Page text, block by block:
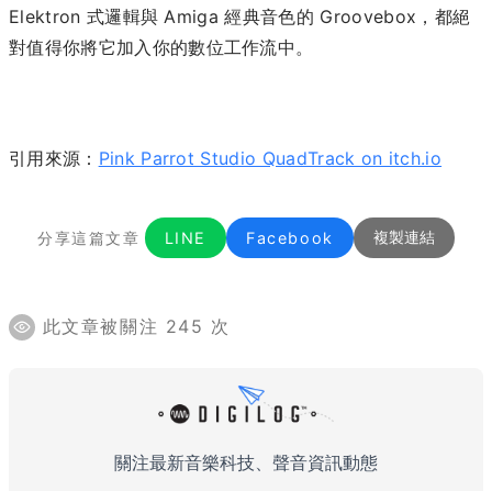
Elektron 式邏輯與 Amiga 經典音色的 Groovebox，都絕
對值得你將它加入你的數位工作流中。
引用來源： Pink Parrot Studio QuadTrack on itch.io
分享這篇文章 LINE Facebook 複製連結
此文章被關注 245 次